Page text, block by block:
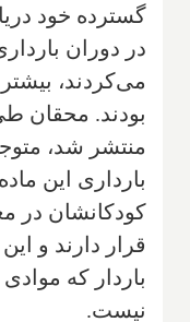
گسترده خود
در دوران
می‌کردند،
بودند. محقان
منتشر شد،
بارداری این
کودکانشان در
قرار دارند و
باردار که
نیست.